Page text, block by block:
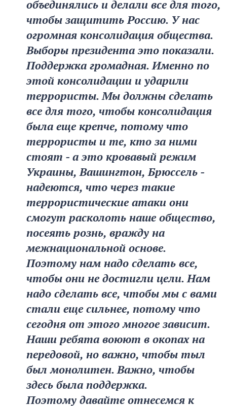
объединялись и делали все для того,
чтобы защитить Россию. У нас
огромная консолидация общества.
Выборы президента это показали.
Поддержка громадная. Именно по
этой консолидации и ударили
террористы. Мы должны сделать
все для того, чтобы консолидация
была еще крепче, потому что
террористы и те, кто за ними
стоят - а это кровавый режим
Украины, Вашингтон, Брюссель -
надеются, что через такие
террористические атаки они
смогут расколоть наше общество,
посеять рознь, вражду на
межнациональной основе.
Поэтому нам надо сделать все,
чтобы они не достигли цели. Нам
надо сделать все, чтобы мы с вами
стали еще сильнее, потому что
сегодня от этого многое зависит.
Наши ребята воюют в окопах на
передовой, но важно, чтобы тыл
был монолитен. Важно, чтобы
здесь была поддержка.
Поэтому давайте отнесемся к